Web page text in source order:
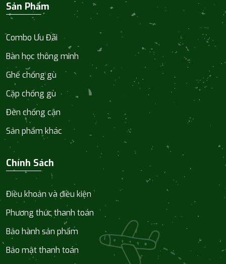
Sản Phẩm
Combo Ưu Đãi
Bàn học thông minh
Ghế chống gù
Cặp chống gù
Đèn chống cận
Sản phẩm khác
Chính Sách
Điều khoản và điều kiện
Phương thức thanh toán
Bảo hành sản phẩm
Bảo mật thanh toán